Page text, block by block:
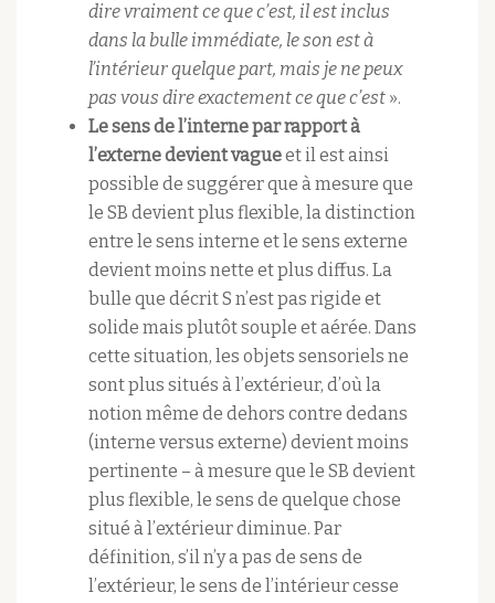
dire vraiment ce que c’est, il est inclus
dans la bulle immédiate, le son est à
l’intérieur quelque part, mais je ne peux
pas vous dire exactement ce que c’est ».
Le sens de l’interne par rapport à
l’externe devient vagueet il est ainsi
possible de suggérer que à mesure que
le SB devient plus flexible, la distinction
entre le sens interne et le sens externe
devient moins nette et plus diffus. La
bulle que décrit S n’est pas rigide et
solide mais plutôt souple et aérée. Dans
cette situation, les objets sensoriels ne
sont plus situés à l’extérieur, d’où la
notion même de dehors contre dedans
(interne versus externe) devient moins
pertinente – à mesure que le SB devient
plus flexible, le sens de quelque chose
situé à l’extérieur diminue. Par
définition, s’il n’y a pas de sens de
l’extérieur, le sens de l’intérieur cesse